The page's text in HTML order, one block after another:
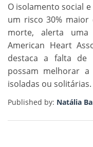
O isolamento social
um risco 30%
morte, alerta uma
American Heart
destaca a falta de
possam melhorar
isoladas ou solitárias.
Published by: Natália